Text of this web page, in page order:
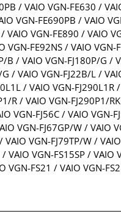
/ VAIO VGN-FE630 /
VGN-FE690PB / VAIO
VAIO VGN-FE890 / VAIO
VGN-FE92NS / VAIO
B / VAIO VGN-FJ180P/G /
/ VAIO VGN-FJ22B/L /
/ VAIO VGN-
R / VAIO VGN-FJ290P1/
VGN-FJ56C / VAIO VGN-
VGN-FJ67GP/W / VAIO
VGN-FJ79TP/W /
VAIO VGN-FS15SP /
VGN-FS21 / VAIO VGN-